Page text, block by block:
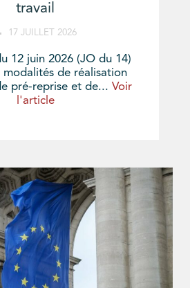
travail
17 JUILLET 2026
12 juin 2026 (JO du 14)
modalités de réalisation
pré-reprise et de... Voir
l'article